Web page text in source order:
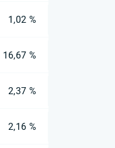
1,02 %
16,67 %
2,37 %
2,16 %